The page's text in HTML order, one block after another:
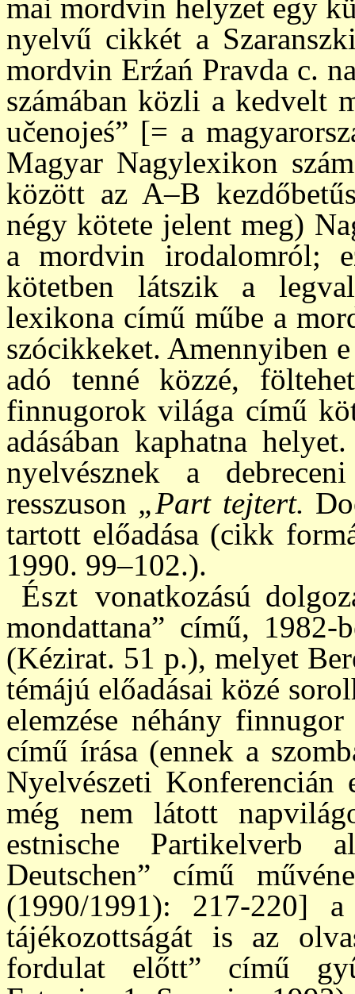
mai mordvin helyzet egy
nyelvű cikkét a
mordvin Erźań Pravda c.
számában köz­li a kedvelt
učenojeś” [= a
Magyar Nagy­lexikon
között az A–B
négy kötete jelent meg)
a mord­vin irodalomról;
kötetben látszik a
lexikona cí­mű mű­be a
szócikkeket. Amennyi­ben
adó tenné közzé,
finnugorok világa című
adá­sában kaphatna
nyel­vész­nek a
resszuson „Part tejtert.
tartott előadása (cikk
1990. 99–102.).
Észt vonatkozású
mondattana” című,
(Kézirat. 51 p.), melyet
témájú előadásai közé
elemzése néhány
című írás­a (ennek a
Nyel­vészeti Konferencián
még nem látott
estnische Partikelverb
Deutschen” című
(1990/1991): 217-220]
tájéko­zott­ságát is az
fordulat előtt” című